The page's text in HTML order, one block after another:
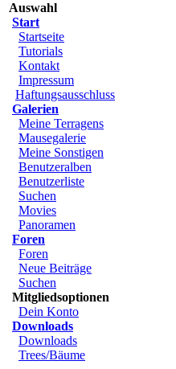
Auswahl
Start
Startseite
Tutorials
Kontakt
Impressum
Haftungsausschluss
Galerien
Meine Terragens
Mausegalerie
Meine Sonstigen
Benutzeralben
Benutzerliste
Suchen
Movies
Panoramen
Foren
Foren
Neue Beiträge
Suchen
Mitgliedsoptionen
Dein Konto
Downloads
Downloads
Trees/Bäume